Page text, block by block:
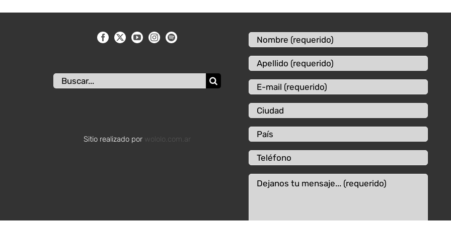
Buscar:
Sitio realizado por wololo.com.ar